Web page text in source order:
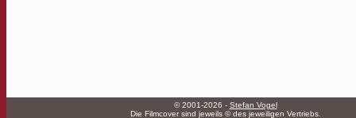
© 2001-2026 - Stefan Vogel
Die Filmcover sind jeweils © des jeweiligen Vertriebs.